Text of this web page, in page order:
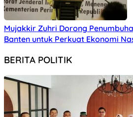
Mujakkir Zuhri Dorong
Banten untuk Perkuat Ekonomi
BERITA POLITIK